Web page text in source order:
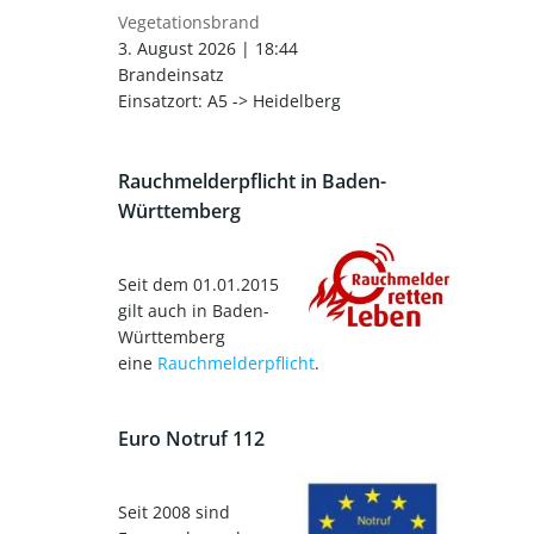
Vegetationsbrand
3. August 2026 | 18:44
Brandeinsatz
Einsatzort: A5 -> Heidelberg
Rauchmelderpflicht in Baden-
Württemberg
Seit dem 01.01.2015
gilt auch in Baden-
Württemberg
eine Rauchmelderpflicht.
Euro Notruf 112
Seit 2008 sind